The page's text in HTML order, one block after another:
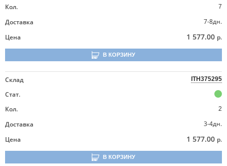
Кол.
7
Доставка
7-8дн.
Цена
1 577.00 р.
В КОРЗИНУ
Склад ITH375295
Стат.
Кол.
2
Доставка
3-4дн.
Цена
1 577.00 р.
В КОРЗИНУ